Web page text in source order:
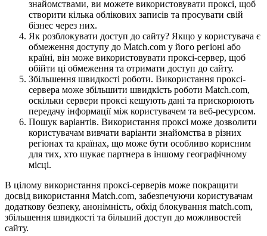
знайомствами, ви можете використовувати проксі, щоб
створити кілька облікових записів та просувати свій
бізнес через них.
Як розблокувати доступ до сайту? Якщо у користувача є
обмеження доступу до Match.com у його регіоні або
країні, він може використовувати проксі-сервер, щоб
обійти ці обмеження та отримати доступ до сайту.
Збільшення швидкості роботи. Використання проксі-
сервера може збільшити швидкість роботи Match.com,
оскільки сервери проксі кешують дані та прискорюють
передачу інформації між користувачем та веб-ресурсом.
Пошук варіантів. Використання проксі може дозволити
користувачам вивчати варіанти знайомства в різних
регіонах та країнах, що може бути особливо корисним
для тих, хто шукає партнера в іншому географічному
місці.
В цілому використання проксі-серверів може покращити
досвід використання Match.com, забезпечуючи користувачам
додаткову безпеку, анонімність, обхід блокування match.com,
збільшення швидкості та більший доступ до можливостей
сайту.